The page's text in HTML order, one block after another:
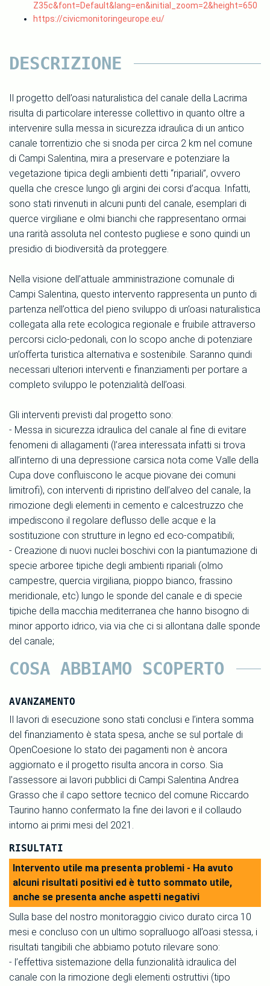
Z35c&font=Default&lang=en&initial_zoom=2&height=650
https://civicmonitoringeurope.eu/
DESCRIZIONE
Il progetto dell’oasi naturalistica del canale della Lacrima
risulta di particolare interesse collettivo in quanto oltre a
intervenire sulla messa in sicurezza idraulica di un antico
canale torrentizio che si snoda per circa 2 km nel comune
di Campi Salentina, mira a preservare e potenziare la
vegetazione tipica degli ambienti detti “ripariali”, ovvero
quella che cresce lungo gli argini dei corsi d’acqua. Infatti,
sono stati rinvenuti in alcuni punti del canale, esemplari di
querce virgiliane e olmi bianchi che rappresentano ormai
una rarità assoluta nel contesto pugliese e sono quindi un
presidio di biodiversità da proteggere.
Nella visione dell’attuale amministrazione comunale di
Campi Salentina, questo intervento rappresenta un punto di
partenza nell’ottica del pieno sviluppo di un’oasi naturalistica
collegata alla rete ecologica regionale e fruibile attraverso
percorsi ciclo-pedonali, con lo scopo anche di potenziare
un’offerta turistica alternativa e sostenibile. Saranno quindi
necessari ulteriori interventi e finanziamenti per portare a
completo sviluppo le potenzialità dell’oasi.
Gli interventi previsti dal progetto sono:
- Messa in sicurezza idraulica del canale al fine di evitare
fenomeni di allagamenti (l’area interessata infatti si trova
all’interno di una depressione carsica nota come Valle della
Cupa dove confluiscono le acque piovane dei comuni
limitrofi), con interventi di ripristino dell’alveo del canale, la
rimozione degli elementi in cemento e calcestruzzo che
impediscono il regolare deflusso delle acque e la
sostituzione con strutture in legno ed eco-compatibili;
- Creazione di nuovi nuclei boschivi con la piantumazione di
specie arboree tipiche degli ambienti ripariali (olmo
campestre, quercia virgiliana, pioppo bianco, frassino
meridionale, etc) lungo le sponde del canale e di specie
tipiche della macchia mediterranea che hanno bisogno di
minor apporto idrico, via via che ci si allontana dalle sponde
del canale;
COSA ABBIAMO SCOPERTO
AVANZAMENTO
Il lavori di esecuzione sono stati conclusi e l’intera somma
del finanziamento è stata spesa, anche se sul portale di
OpenCoesione lo stato dei pagamenti non è ancora
aggiornato e il progetto risulta ancora in corso. Sia
l’assessore ai lavori pubblici di Campi Salentina Andrea
Grasso che il capo settore tecnico del comune Riccardo
Taurino hanno confermato la fine dei lavori e il collaudo
intorno ai primi mesi del 2021.
RISULTATI
Intervento utile ma presenta problemi - Ha avuto
alcuni risultati positivi ed è tutto sommato utile,
anche se presenta anche aspetti negativi
Sulla base del nostro monitoraggio civico durato circa 10
mesi e concluso con un ultimo sopralluogo all’oasi stessa, i
risultati tangibili che abbiamo potuto rilevare sono:
- l’effettiva sistemazione della funzionalità idraulica del
canale con la rimozione degli elementi ostruttivi (tipo